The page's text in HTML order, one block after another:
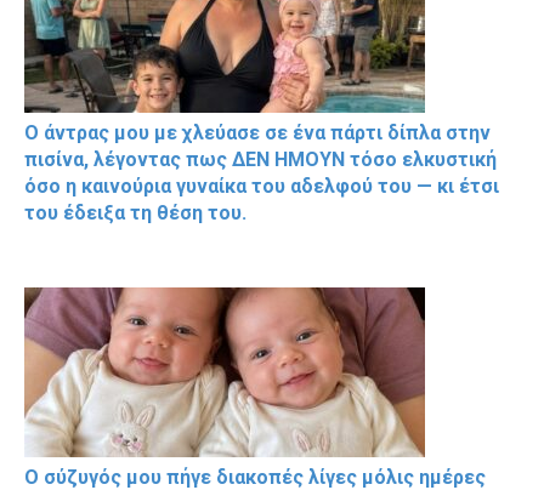
Ο άντρας μου με χλεύασε σε ένα πάρτι δίπλα στην
πισίνα, λέγοντας πως ΔΕΝ ΗΜΟΥΝ τόσο ελκυστική
όσο η καινούρια γυναίκα του αδελφού του — κι έτσι
του έδειξα τη θέση του.
Ο σύζυγός μου πήγε διακοπές λίγες μόλις ημέρες